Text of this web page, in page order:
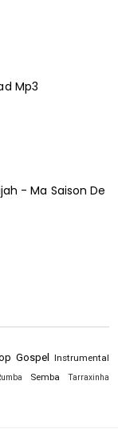
Mp3
- Ma Saison De
Gospel Instrumental
Semba Tarraxinha